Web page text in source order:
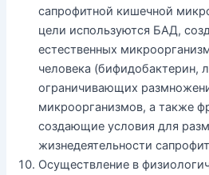
сапрофитной кишечной
цели используются БАД,
естественных
человека (бифидобактерин,
ограничивающих
микроорганизмов, а также
создающие условия для
жизнедеятельности
Осуществление в